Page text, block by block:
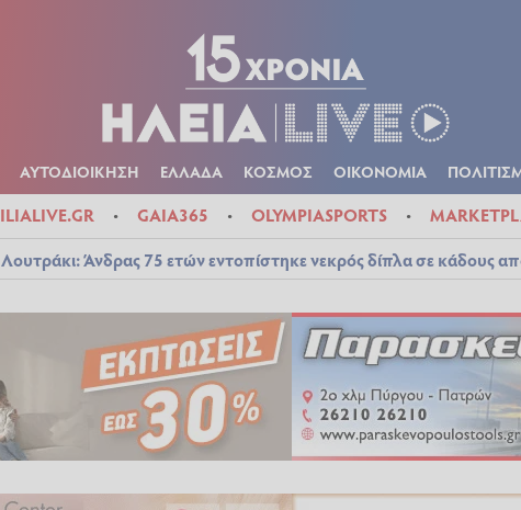
ΑΥΤΟΔΙΟΙΚΗΣΗ ΕΛΛΑΔΑ ΚΟΣΜΟΣ ΟΙΚΟΝΟΜΙΑ
ILIALIVE.GR GAIA365 OLYMPIASPORTS
Λουτράκι: Άνδρας 75 ετών εντοπίστηκε νεκρός δίπλα σε κάδους